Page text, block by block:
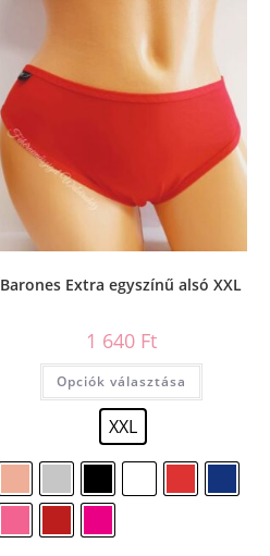
Barones Extra egyszínű alsó XXL
1 640 Ft
Opciók választása
XXL